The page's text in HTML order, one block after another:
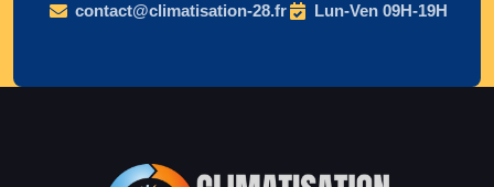
contact@climatisation-28.fr Lun-Ven 09H-19H